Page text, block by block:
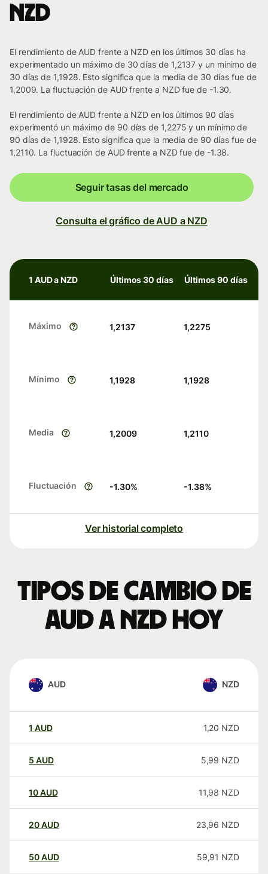
NZD
El rendimiento de AUD frente a NZD en los últimos 30 días ha
experimentado un máximo de 30 días de 1,2137 y un mínimo de
30 días de 1,1928. Esto significa que la media de 30 días fue de
1,2009. La fluctuación de AUD frente a NZD fue de -1.30.
El rendimiento de AUD frente a NZD en los últimos 90 días
experimentó un máximo de 90 días de 1,2275 y un mínimo de
90 días de 1,1928. Esto significa que la media de 90 días fue de
1,2110. La fluctuación de AUD frente a NZD fue de -1.38.
Seguir tasas del mercado
Consulta el gráfico de AUD a NZD
1 AUD a NZD Últimos 30 días Últimos 90 días
Máximo 1,2137 1,2275
Mínimo 1,1928 1,1928
Media 1,2009 1,2110
Fluctuación -1.30% -1.38%
Ver historial completo
Tipos de cambio de
AUD a NZD hoy
AUD NZD
1 AUD 1,20 NZD
5 AUD 5,99 NZD
10AUD 11,98 NZD
20AUD 23,96 NZD
50AUD 59,91 NZD